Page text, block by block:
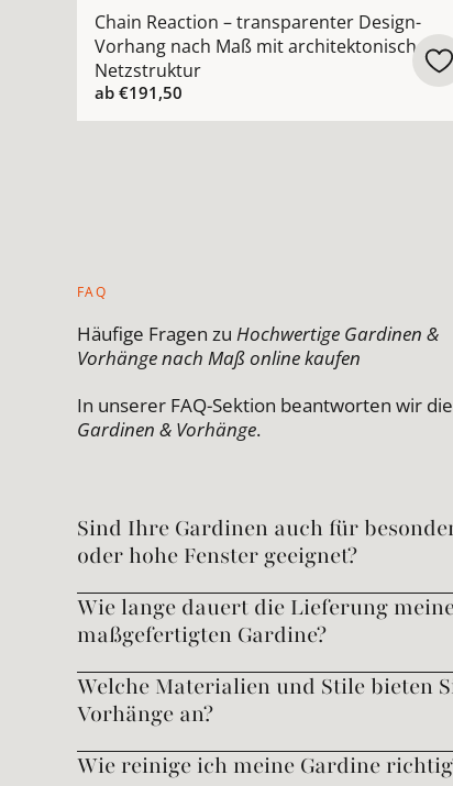
Chain Reaction – transparenter Design-
Vorhang nach Maß mit architektonischer
Netzstruktur
ab €191,50
FAQ
Häufige Fragen zu Hochwertige Gardinen &
Vorhänge nach Maß online kaufen
In unserer FAQ-Sektion beantworten wir
Gardinen & Vorhänge.
Sind Ihre Gardinen auch für
oder hohe Fenster geeignet?
Wie lange dauert die Lieferung
maßgefertigten Gardine?
Welche Materialien und Stile bieten
Vorhänge an?
Wie reinige ich meine Gardine